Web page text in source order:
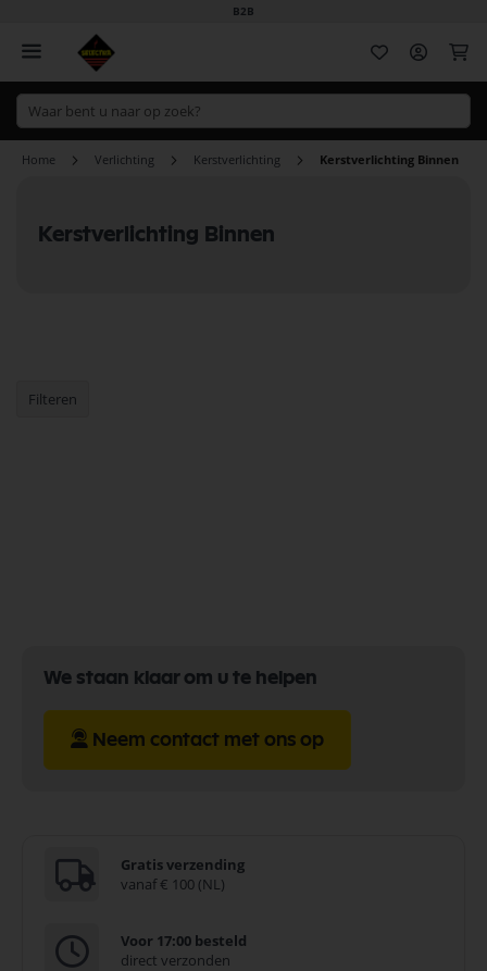
B2B
Home Verlichting Kerstverlichting Kerstverlichting Binnen
Kerstverlichting Binnen
Filteren
We staan klaar om u te helpen
Neem contact met ons op
Gratis verzending
vanaf € 100 (NL)
Voor 17:00 besteld
direct verzonden